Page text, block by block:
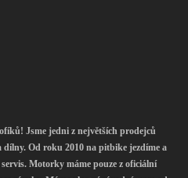
Jsme jedni z největších prodejců
Od roku 2010 na pitbike jezdíme a
Motorky máme pouze z oficiální